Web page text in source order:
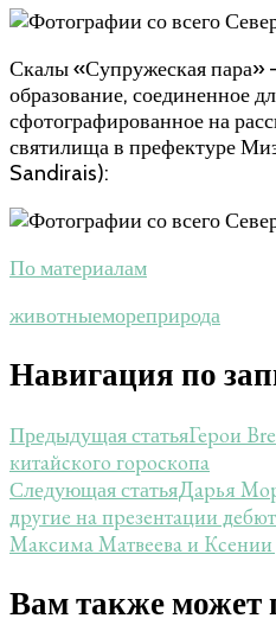
Скалы «Супружеская пара»
образование, соединенное
сфотографированное на
святилища в префектуре
Sandirais):
По материалам
животныемореприрода
Навигация по
Предыдущая статьяГерои
китайского гороскопа
Следующая статьяДарья
другие на презентации
Максима Матвеева и
Вам также может